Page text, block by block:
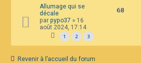
Allumage qui se
décale
par pypo37 » 16
août 2024, 17:14
1 2 3
68
Revenir à l’accueil du forum